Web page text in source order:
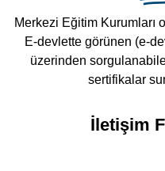
Merkezi Eğitim Kurumları
E-devlette görünen (e-
üzerinden
sertifikalar
İletişim